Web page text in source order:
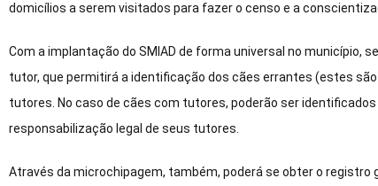
domicílios a serem visitados para fazer o censo e a
Com a implantação do SMIAD de forma universal no município,
tutor, que permitirá a identificação dos cães errantes (estes
tutores. No caso de cães com tutores, poderão ser
responsabilização legal de seus tutores.
Através da microchipagem, também, poderá se obter o